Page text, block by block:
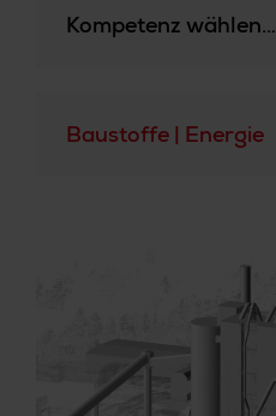
Kompetenz wählen…
Baustoffe | Energie